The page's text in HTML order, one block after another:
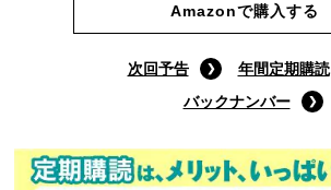
Amazonで購入する
次回予告
年間定期購読
バックナンバー